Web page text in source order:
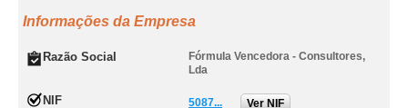
Informações da Empresa
Razão Social
Fórmula Vencedora - Consultores,
Lda
NIF 5087... Ver NIF